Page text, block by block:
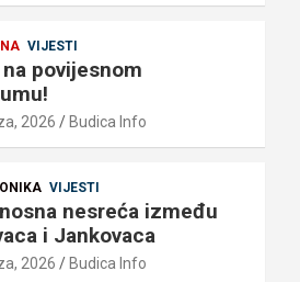
VIJESTI
na povijesnom
2026 Budica Info
VIJESTI
nesreća između
i Jankovaca
2026 Budica Info